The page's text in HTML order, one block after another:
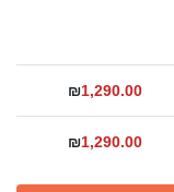
₪1,290.00
₪1,290.00